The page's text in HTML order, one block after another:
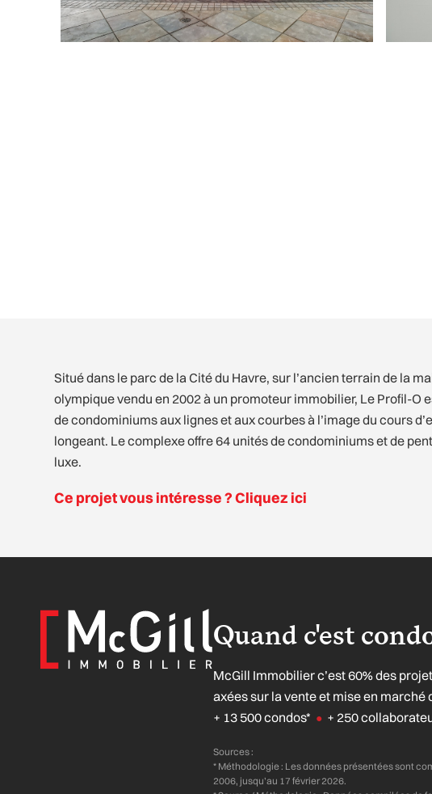
Situé dans le parc de la Cité du Havre, sur l’ancien terrain de la
olympique vendu en 2002 à un promoteur immobilier, Le Profil-O
de condominiums aux lignes et aux courbes à l’image du cours
longeant. Le complexe offre 64 unités de condominiums et de
luxe.
Ce projet vous intéresse ? Cliquez ici
Quand c'est
McGill Immobilier c’est 60% des
axées sur la vente et mise en marché
+ 13 500 condos* ●+ 250
Sources :
* Méthodologie : Les données présentées sont
2006, jusqu’au 17 février 2026.